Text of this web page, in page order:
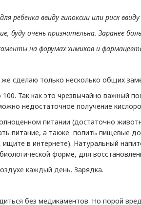
ребенка ввиду гипоксии или риск
буду очень признательна. Заранее
на форумах химиков и
сделаю только несколько общих
Так как это чрезвычайно важный
недостаточное получение
питании (достаточно
питание, а также попить пищевые
ищите в интернете). Натуральный
форме, для
каждый день. Зарядка.
без медикаментов. Но порой